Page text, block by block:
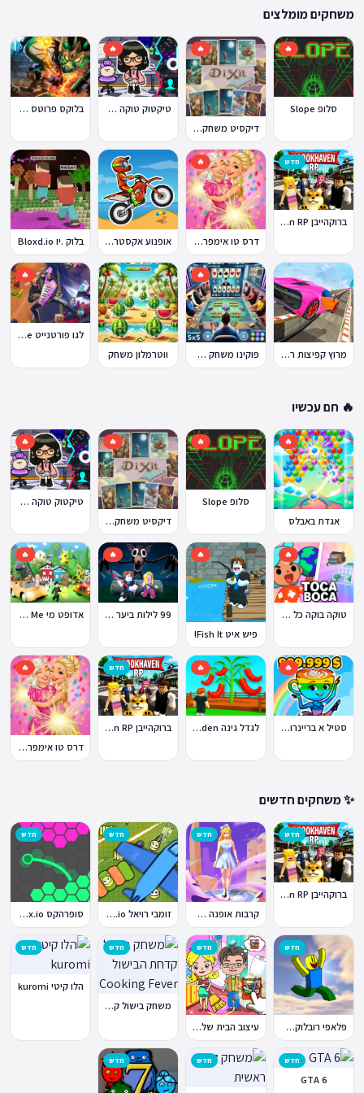
לצד תוספות שוטפות של משחקים חדשים.
משחקים מומלצים
🔥
סלופ Slope
🔥
דיקסיט משחק Dixit
🔥
טיקטוק טוקה בוקה בלוקס פרוטס Blox Fruits
חדש
ברוקהייבן Brookhaven RP
🔥
דרס טו אימפרס Dress To Impress אופנוע אקסטרים Moto X3M בלוק .יו Bloxd.io
מרוץ קפיצות רמפה
🔥
פוקינו משחק אונליין ווטרמלון משחק
🔥
לגו פורטנייט Lego Fortnite
🔥 חם עכשיו
🔥
אגדת באבלס
🔥
סלופ Slope
🔥
דיקסיט משחק Dixit
🔥
טיקטוק טוקה בוקה
🔥
טוקה בוקה כל העולמות בחינם
🔥
פיש איט Fish It!
🔥
99 לילות ביער Nights in the Forest
🔥
אדופט מי Adopt Me!
🔥
סטיל א בריינרוט Steal a Brainrot
🔥
לגדל גינה Grow a Garden
חדש
ברוקהייבן Brookhaven RP
🔥
דרס טו אימפרס Dress To Impress
✨ משחקים חדשים
חדש
ברוקהייבן Brookhaven RP
חדש
קרבות אופנה Fashion Battle
חדש
זומבי רויאל ZombsRoyale.io
חדש
סופרהקס Superhex.io
חדש
פלאפי רובלוקס Flappy Roblox
חדש
עיצוב הבית של טוקה בוקה
חדש
משחק בישול קדחת הבישול Cooking Fever
חדש
הלו קיטי kuromi
חדש
GTA 6
חדש חדש